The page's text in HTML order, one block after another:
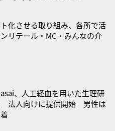
化させる取り組み、各所で活
リテール・MC・みんなの介
、人工経血を用いた生理研
法人向けに提供開始 男性は